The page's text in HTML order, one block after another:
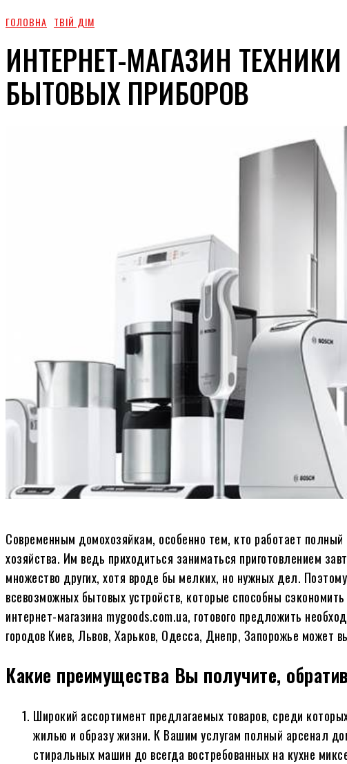
ГОЛОВНА ТВІЙ ДІМ
ИНТЕРНЕТ-МАГАЗИН
БЫТОВЫХ ПРИБОРОВ
Современным домохозяйкам, особенно тем, кто работает
хозяйства. Им ведь приходиться заниматься приготовлением
множество других, хотя вроде бы мелких, но нужных дел.
всевозможных бытовых устройств, которые способны
интернет-магазина mygoods.com.ua, готового предложить
городов Киев, Львов, Харьков, Одесса, Днепр, Запорожье может
Какие преимущества Вы получите,
Широкий ассортимент предлагаемых товаров, среди
жилью и образу жизни. К Вашим услугам полный арсенал
стиральных машин до всегда востребованных на кухне